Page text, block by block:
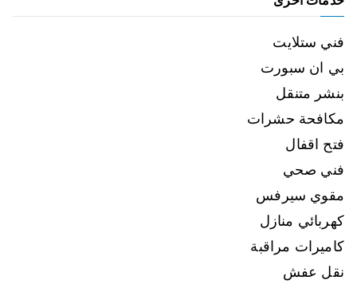
فني ستلايت
بي ان سبورت
بنشر متنقل
مكافحة حشرات
فتح اقفال
فني صحي
مقوي سيرفس
كهربائي منازل
كاميرات مراقبة
نقل عفش